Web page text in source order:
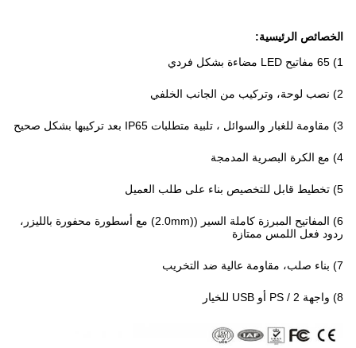
الخصائص الرئيسية:
1) 65 مفاتيح LED مضاءة بشكل فردي
2) نصب لوحة، وتركيب من الجانب الخلفي
3) مقاومة للغبار والسوائل ، تلبية متطلبات IP65 بعد تركيبها بشكل صحيح
4) مع الكرة البصرية المدمجة
5) تخطيط قابل للتخصيص بناء على طلب العميل
6) المفاتيح المبرزة كاملة السير ((2.0mm) مع أسطورة محفورة بالليزر،
ردود فعل اللمس ممتازة
7) بناء صلب، مقاومة عالية ضد التخريب
8) واجهة PS / 2 أو USB للخيار